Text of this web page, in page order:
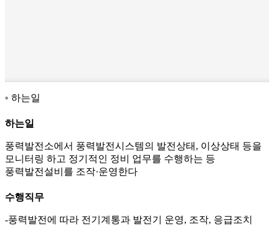
하는일
하는일
풍력발전소에서 풍력발전시스템의 발전상태, 이상상태 등을
모니터링 하고 정기적인 정비 업무를 수행하는 등
풍력발전설비를 조작·운영한다
수행직무
-풍력발전에 따라 전기계통과 발전기 운영, 조작, 응급조치